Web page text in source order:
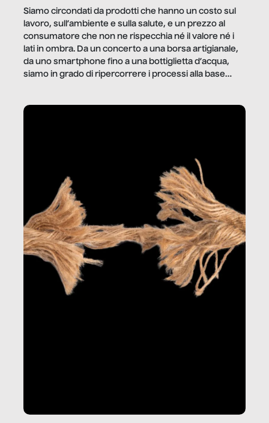
Siamo circondati da prodotti che hanno un costo sul
lavoro, sull’ambiente e sulla salute, e un prezzo al
consumatore che non ne rispecchia né il valore né i
lati in ombra. Da un concerto a una borsa artigianale,
da uno smartphone fino a una bottiglietta d’acqua,
siamo in grado di ripercorrere i processi alla base
dietro gli oggetti e i servizi che fanno la nostra vita